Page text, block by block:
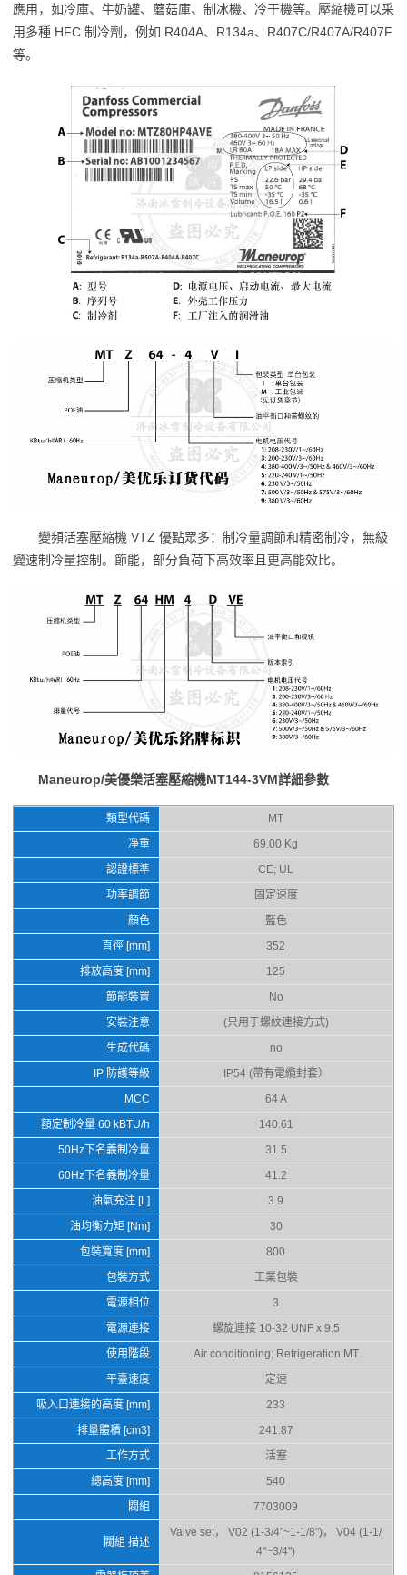
應用，如冷庫、牛奶罐、蘑菇庫、制冰機、冷干機等。壓縮機可以采
用多種 HFC 制冷劑，例如 R404A、R134a、R407C/R407A/R407F
等。
變頻活塞壓縮機 VTZ 優點眾多：制冷量調節和精密制冷，無級
變速制冷量控制。節能，部分負荷下高效率且更高能效比。
Maneurop/美優樂活塞壓縮機MT144-3VM詳細參數
類型代碼
MT
凈重
69.00 Kg
認證標準
CE; UL
功率調節
固定速度
顏色
藍色
直徑 [mm]
352
排放高度 [mm]
125
節能裝置
No
安裝注意
(只用于螺紋連接方式)
生成代碼
no
IP 防護等級
IP54 (帶有電纜封套）
MCC
64 A
額定制冷量 60 kBTU/h
140.61
50Hz下名義制冷量
31.5
60Hz下名義制冷量
41.2
油氣充注 [L]
3.9
油均衡力矩 [Nm]
30
包裝寬度 [mm]
800
包裝方式
工業包裝
電源相位
3
電源連接
螺旋連接 10-32 UNF x 9.5
使用階段
Air conditioning; Refrigeration MT
平臺速度
定速
吸入口連接的高度 [mm]
233
排量體積 [cm3]
241.87
工作方式
活塞
總高度 [mm]
540
閥組
7703009
閥組 描述
Valve set， V02 (1-3/4"~1-1/8")， V04 (1-1/
4"~3/4")